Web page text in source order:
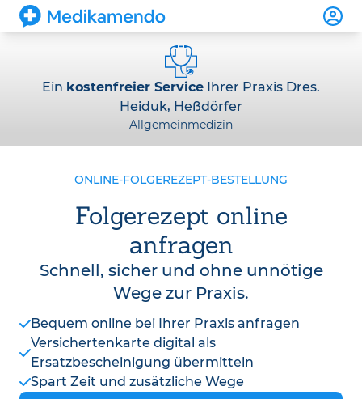
Ein kostenfreier Service Ihrer Praxis Dres.
Heiduk, Heßdörfer
Allgemeinmedizin
ONLINE-FOLGEREZEPT-BESTELLUNG
Folgerezept online
anfragen
Schnell, sicher und ohne unnötige
Wege zur Praxis.
Bequem online bei Ihrer Praxis anfragen
Versichertenkarte digital als
Ersatzbescheinigung übermitteln
Spart Zeit und zusätzliche Wege